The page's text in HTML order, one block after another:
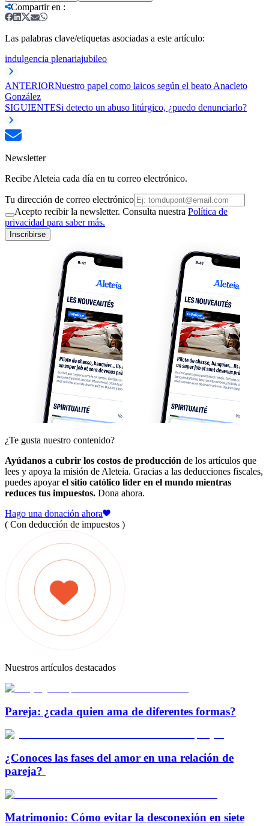
Compartir en :
Las palabras clave/etiquetas asociadas a este artículo:
indulgencia plenariajubileo
ANTERIORNuestro papel como laicos según el beato Anacleto
González
SIGUIENTESi detecto un abuso litúrgico, ¿puedo denunciarlo?
Newsletter
Recibe Aleteia cada día en tu correo electrónico.
Tu dirección de correo electrónico
Acepto recibir la newsletter. Consulta nuestra Política de
privacidad para saber más.
Inscribirse
¿Te gusta nuestro contenido?
Ayúdanos a cubrir los costos de producción de los artículos que
lees y apoya la misión de Aleteia. Gracias a las deducciones fiscales,
puedes apoyarel sitio católico líder en el mundo mientras
reduces tus impuestos. Dona ahora.
Hago una donación ahora
( Con deducción de impuestos )
Nuestros artículos destacados
Pareja: ¿cada quien ama de diferentes formas?
¿Conoces las fases del amor en una relación de
pareja?
Matrimonio: Cómo evitar la desconexión en siete